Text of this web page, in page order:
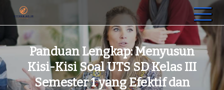
Skip
contentsttrbb.ac.id
Sekolah Tinggi Teknologi Riset Bumi Banua
Panduan Lengkap: Menyusun
Kisi-Kisi Soal UTS SD Kelas III
Semester 1 yang Efektif dan